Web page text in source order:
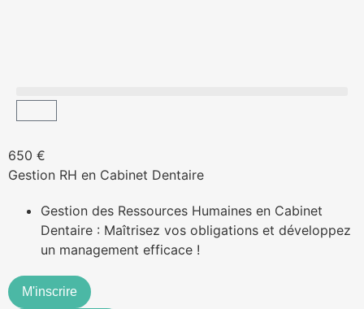
650 €
Gestion RH en Cabinet Dentaire
Gestion des Ressources Humaines en Cabinet
Dentaire : Maîtrisez vos obligations et développez
un management efficace !
M'inscrire